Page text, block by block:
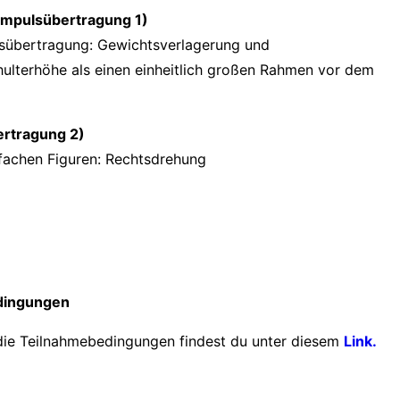
1)
Gewichtsverlagerung und
als einen einheitlich großen Rahmen vor dem
2)
Figuren: Rechtsdrehung
Teilnahmebedingungen findest du unter diesem Link.